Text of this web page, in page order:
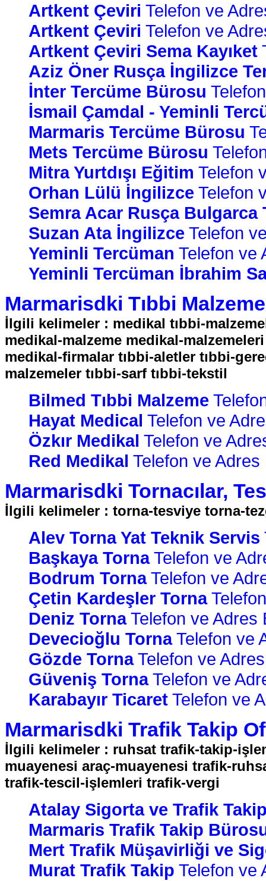
Artkent Çeviri Telefon ve
Artkent Çeviri Telefon ve
Artkent Çeviri Sema Kayıket
Aziz Öner Rusça İngilizce
İnter Tercüme Bürosu
İsmail Çamdal - Yeminli
Marmaris Tercüme Bürosu
Mets Tercüme Bürosu
Mitra Yurtdışı Eğitim Telefon
Orhan Lülü İngilizce Telefon
Semra Acar Rusça Bulgarca
Suzan Ata İngilizce Telefon
Yeminli Tercüman Telefon ve
Yeminli Tercüman İbrahim
Marmarisdki Tıbbi
İlgili kelimeler : medikal tıbbi-
medikal-malzeme medikal-
medikal-firmalar tıbbi-aletler tıbbi-
malzemeler tıbbi-sarf tıbbi-tekstil
Bilmed Tıbbi Malzeme
Hayat Medical Telefon ve
Özkır Medikal Telefon ve
Red Medikal Telefon ve Adres
Marmarisdki Tornacılar,
İlgili kelimeler : torna-tesviye torna-
Alev Torna Yat Teknik Servis
Başkaya TornaTelefon ve
Bodrum TornaTelefon ve
Çetin Kardeşler Torna
Deniz TornaTelefon ve Adres
Devecioğlu TornaTelefon ve
Gözde TornaTelefon ve
Güveniş TornaTelefon ve
Karabayır Ticaret Telefon ve
Marmarisdki Trafik Takip
İlgili kelimeler : ruhsat trafik-takip-
muayenesi araç-muayenesi trafik-
trafik-tescil-işlemleri trafik-vergi
Atalay Sigorta ve Trafik
Marmaris Trafik Takip
Mert Trafik Müşavirliği ve
Murat Trafik Takip Telefon ve